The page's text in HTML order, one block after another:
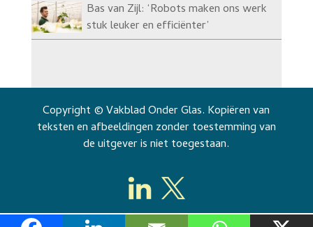
Bas van Zijl: ‘Robots maken ons werk
stuk leuker en efficiënter’
Copyright © Vakblad Onder Glas. Kopiëren van
teksten en afbeeldingen zonder toestemming van
de uitgever is niet toegestaan.